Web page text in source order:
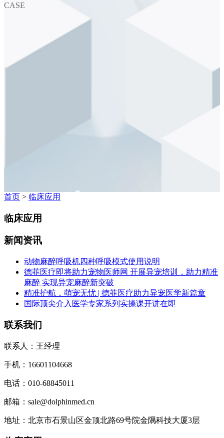
CASE
首页 > 临床应用
临床应用
新闻资讯
动物麻醉呼吸机四种呼吸模式使用说明
德菲医疗即将助力宠物医师网 开展异宠培训，助力精准
麻醉 实现异宠麻醉新突破
精准护航，萌宠无忧 | 德菲医疗助力异宠医学新篇章
国际顶尖介入医学专家系列实操课开讲在即
联系我们
联系人：王经理
手机：16601104668
电话：010-68845011
邮箱：sale@dolphinmed.cn
地址：北京市石景山区金顶北路69号院金隅科技大厦3层